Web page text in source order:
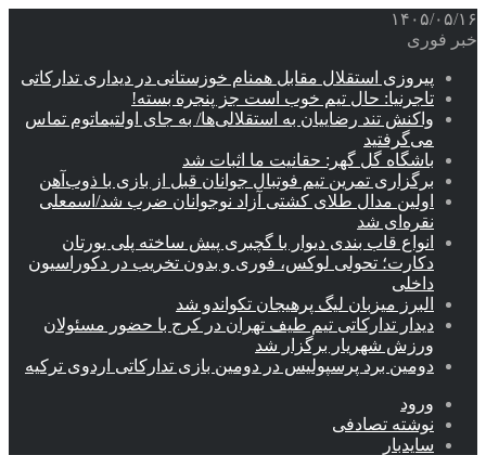
۱۴۰۵/۰۵/۱۶
خبر فوری
پیروزی استقلال مقابل همنام خوزستانی در دیداری تدارکاتی
تاجرنیا: حال تیم خوب است جز پنجره بسته!
واکنش تند رضاییان به استقلالی‌ها/ به جای اولتیماتوم تماس
می‌گرفتید
باشگاه گل گهر: حقانیت ما اثبات شد
برگزاری تمرین تیم فوتبال جوانان قبل از بازی با ذوب‌آهن
اولین مدال طلای کشتی آزاد نوجوانان ضرب شد/اسمعلی
نقره‌ای شد
انواع قاب بندی دیوار با گچبری پیش ساخته پلی یورتان
دکارت؛ تحولی لوکس، فوری و بدون تخریب در دکوراسیون
داخلی
البرز میزبان لیگ پرهیجان تکواندو شد
دیدار تدارکاتی تیم طیف تهران در کرج با حضور مسئولان
ورزش شهریار برگزار شد
دومین برد پرسپولیس در دومین بازی تدارکاتی اردوی ترکیه
ورود
نوشته تصادفی
سایدبار